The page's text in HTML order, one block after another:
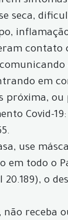
seca,
contato
em
próxima, ou
Covid-
use
em todo o
o
não receba